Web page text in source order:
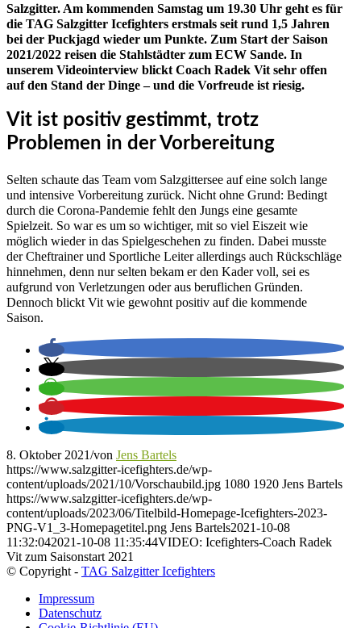
Salzgitter. Am kommenden Samstag um 19.30 Uhr geht es für
die TAG Salzgitter Icefighters erstmals seit rund 1,5 Jahren
bei der Puckjagd wieder um Punkte. Zum Start der Saison
2021/2022 reisen die Stahlstädter zum ECW Sande. In
unserem Videointerview blickt Coach Radek Vit sehr offen
auf den Stand der Dinge – und die Vorfreude ist riesig.
Vit ist positiv gestimmt, trotz
Problemen in der Vorbereitung
Selten schaute das Team vom Salzgittersee auf eine solch lange
und intensive Vorbereitung zurück. Nicht ohne Grund: Bedingt
durch die Corona-Pandemie fehlt den Jungs eine gesamte
Spielzeit. So war es um so wichtiger, mit so viel Eiszeit wie
möglich wieder in das Spielgeschehen zu finden. Dabei musste
der Cheftrainer und Sportliche Leiter allerdings auch Rückschläge
hinnehmen, denn nur selten bekam er den Kader voll, sei es
aufgrund von Verletzungen oder aus beruflichen Gründen.
Dennoch blickt Vit wie gewohnt positiv auf die kommende
Saison.
8. Oktober 2021/von Jens Bartels
https://www.salzgitter-icefighters.de/wp-
content/uploads/2021/10/Vorschaubild.jpg 1080 1920 Jens Bartels
https://www.salzgitter-icefighters.de/wp-
content/uploads/2023/06/Titelbild-Homepage-Icefighters-2023-
PNG-V1_3-Homepagetitel.png Jens Bartels2021-10-08
11:32:042021-10-08 11:35:44VIDEO: Icefighters-Coach Radek
Vit zum Saisonstart 2021
© Copyright - TAG Salzgitter Icefighters
Impressum
Datenschutz